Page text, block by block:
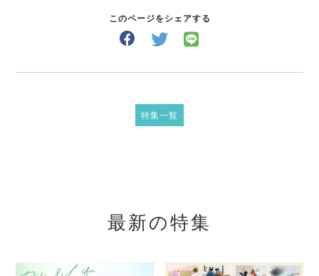
このページをシェアする
特集一覧
最新の特集